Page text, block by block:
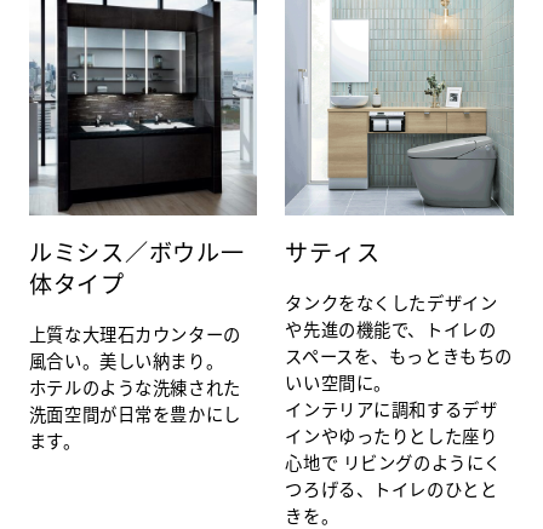
ルミシス／ボウル一
体タイプ
上質な大理石カウンターの
風合い。美しい納まり。
ホテルのような洗練された
洗面空間が日常を豊かにし
ます。
サティス
タンクをなくしたデザイン
や先進の機能で、トイレの
スペースを、もっときもちの
いい空間に。
インテリアに調和するデザ
インやゆったりとした座り
心地で リビングのようにく
つろげる、トイレのひとと
きを。